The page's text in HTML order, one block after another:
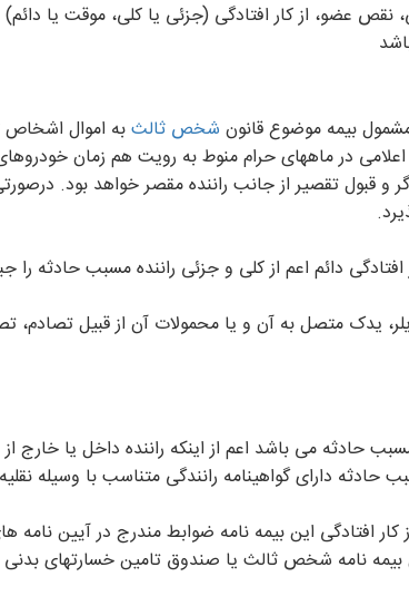
عضو، از کار افتادگی (جزئی یا کلی، موقت یا
بیمه موضوع قانون شخص ثالثبه اموال اشخاص
مبلغ ریالی دیه اعلامی در ماههای حرام منوط به رویت هم
و قبول تقصیر از جانب راننده مقصر خواهد بود.
دائم اعم از کلی و جزئی راننده مسبب حادثه را
یدک متصل به آن و یا محمولات آن از قبیل تصادم،
دارای گواهینامه رانندگی متناسب با وسیله
بیمه نامه شخص ثالث یا صندوق تامین خسارتهای بدنی